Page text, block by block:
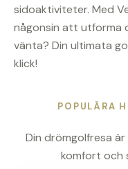
sidoaktiviteter. Med
någonsin att utforma
vänta? Din ultimata
klick!
POPULÄRA
Din drömgolfresa
komfort och